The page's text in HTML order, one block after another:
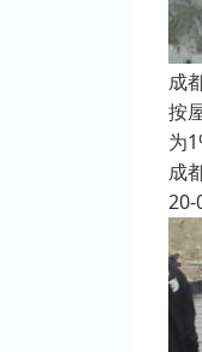
成
按
为
成
20-